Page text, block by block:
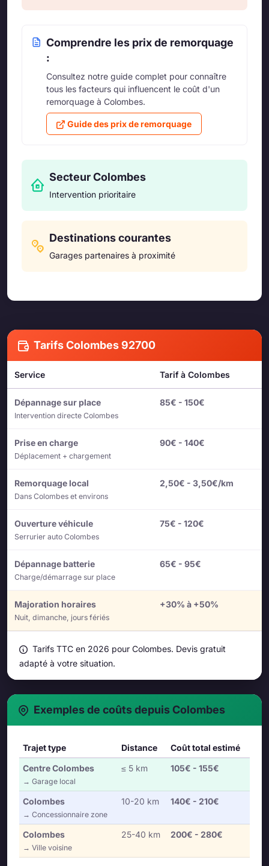
Comprendre les prix de remorquage
:
Consultez notre guide complet pour connaître
tous les facteurs qui influencent le coût d'un
remorquage à Colombes.
Guide des prix de remorquage
Secteur Colombes
Intervention prioritaire
Destinations courantes
Garages partenaires à proximité
Tarifs Colombes 92700
Service Tarif à Colombes
Dépannage sur place
Intervention directe Colombes
85€ - 150€
Prise en charge
Déplacement + chargement
90€ - 140€
Remorquage local
Dans Colombes et environs
2,50€ - 3,50€/km
Ouverture véhicule
Serrurier auto Colombes
75€ - 120€
Dépannage batterie
Charge/démarrage sur place
65€ - 95€
Majoration horaires
Nuit, dimanche, jours fériés
+30% à +50%
Tarifs TTC en 2026 pour Colombes. Devis gratuit
adapté à votre situation.
Exemples de coûts depuis Colombes
Trajet type Distance
Coût total estimé
Centre Colombes
→ Garage local
≤ 5 km 105€ - 155€
Colombes
→ Concessionnaire zone
10-20 km 140€ - 210€
Colombes
→ Ville voisine
25-40 km 200€ - 280€